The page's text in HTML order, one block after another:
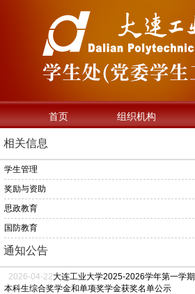
首页 组织机构
相关信息
学生管理
奖励与资助
思政教育
国防教育
通知公告
2026-04-22大连工业大学2025-2026学年第一学期
本科生综合奖学金和单项奖学金获奖名单公示